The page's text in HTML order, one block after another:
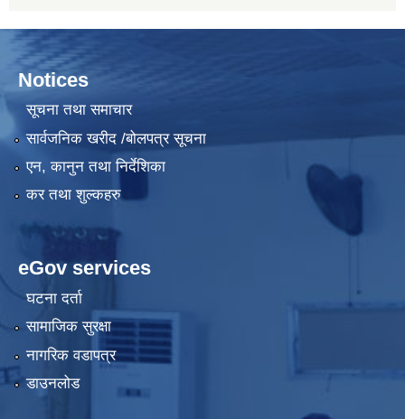
Notices
सूचना तथा समाचार
सार्वजनिक खरीद /बोलपत्र सूचना
एन, कानुन तथा निर्देशिका
कर तथा शुल्कहरु
eGov services
घटना दर्ता
सामाजिक सुरक्षा
नागरिक वडापत्र
डाउनलोड